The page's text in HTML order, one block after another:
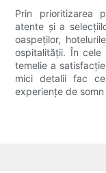
Prin prioritizarea
atente și a
oaspeților,
ospitalității. În
temelie a
mici detalii fac
experiențe de